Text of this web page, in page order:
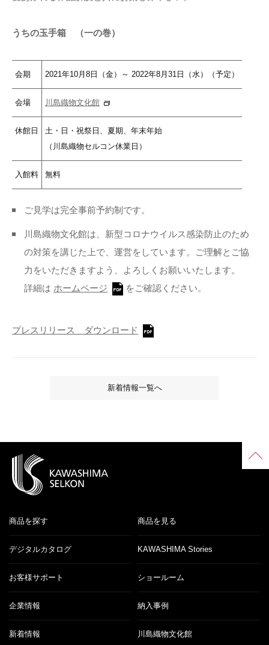
うちの玉手箱 （一の巻）
会期 2021年10月8日（金）～ 2022年8月31日（水）（予定）
会場 川島織物文化館
休館日
土・日・祝祭日、夏期、年末年始
（川島織物セルコン休業日）
入館料 無料
ご見学は完全事前予約制です。
川島織物文化館は、新型コロナウイルス感染防止のため
の対策を講じた上で、運営をしています。ご理解とご協
力をいただきますよう、よろしくお願いいたします。
詳細は ホームページ をご確認ください。
プレスリリース ダウンロード
新着情報一覧へ
商品を探す 商品を見る
デジタルカタログ KAWASHIMA Stories
お客様サポート ショールーム
企業情報 納入事例
新着情報 川島織物文化館